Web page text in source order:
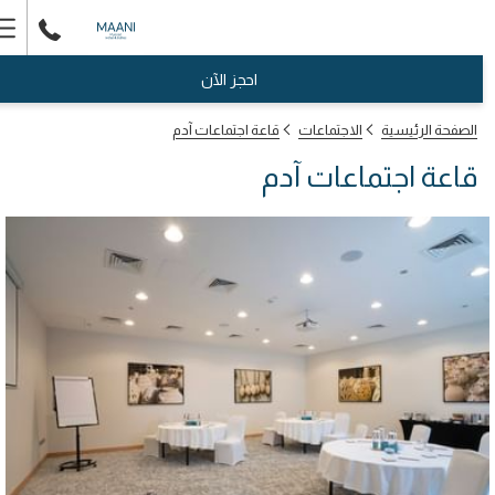
احجز الآن
الصفحة الرئيسية الاجتماعات قاعة اجتماعات آدم
قاعة اجتماعات آدم